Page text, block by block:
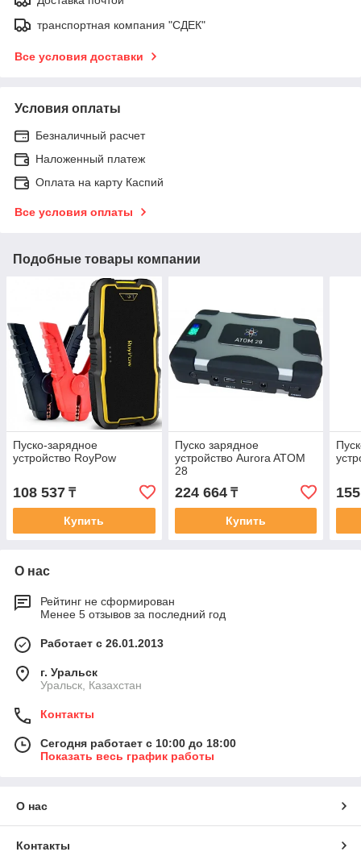
транспортная компания "СДЕК"
Все условия доставки
Условия оплаты
Безналичный расчет
Наложенный платеж
Оплата на карту Каспий
Все условия оплаты
Подобные товары компании
Пуско-зарядное
устройство RoyPow
108 537 ₸
Купить
Пуско зарядное
устройство Aurora ATOM
28
224 664₸
Купить
О нас
Рейтинг не сформирован
Менее 5 отзывов за последний год
Работает с 26.01.2013
г. Уральск
Уральск, Казахстан
Контакты
Сегодня работает с 10:00 до 18:00
Показать весь график работы
О нас
Контакты